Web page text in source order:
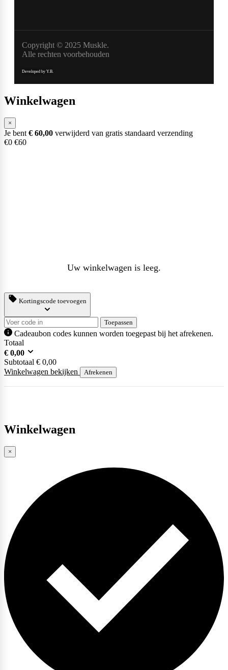
Copyright © 2025 Muskle.
Alle rechten voorbehouden
Developed by Y.B.
Winkelwagen
×
Je bent€ 60,00 verwijderd van gratis standaard verzending
€0 €60
Uw winkelwagen is leeg.
Kortingscode toevoegen
Toepassen
Cadeaubon codes kunnen worden toegepast bij het afrekenen.
Totaal
€ 0,00
Subtotaal € 0,00
Winkelwagen bekijken
Afrekenen
Winkelwagen
×